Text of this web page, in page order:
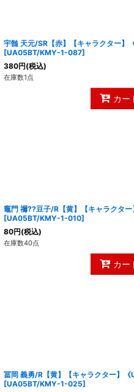
宇髄 天元/SR【赤】【キャラクター
[UA05BT/KMY-1-087]
380円(税込)
在庫数1点
カー
竈門 禰??豆子/R【黄】【キャラクタ
[UA05BT/KMY-1-010]
80円(税込)
在庫数40点
カー
冨岡 義勇/R【黄】【キャラクター】
[UA05BT/KMY-1-025]